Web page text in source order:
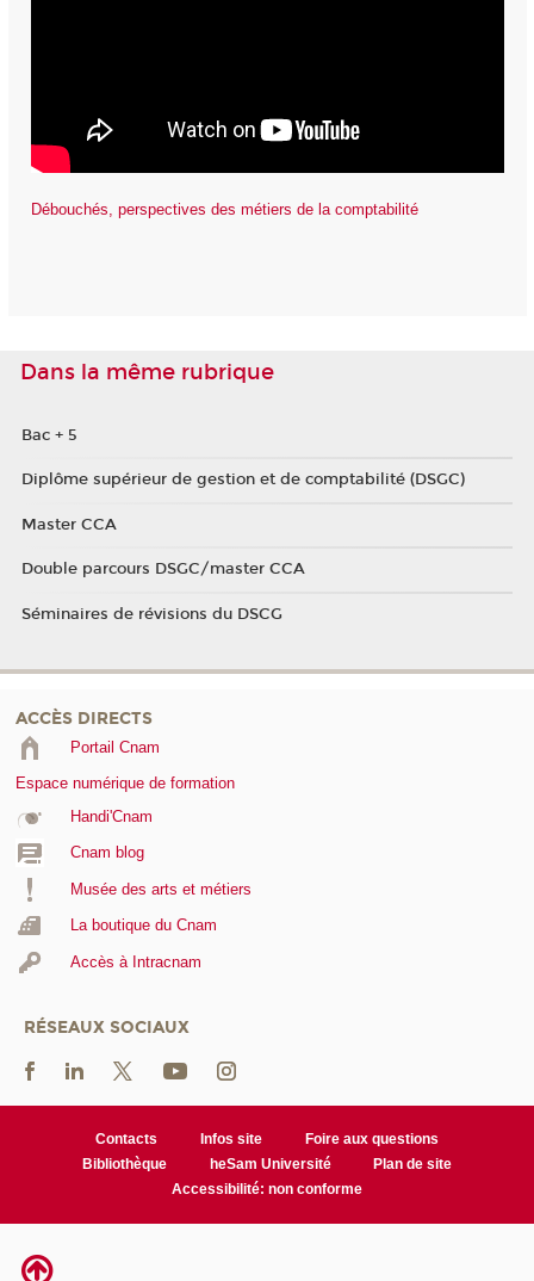
Débouchés, perspectives des métiers de la comptabilité
Dans la même rubrique
Bac + 5
Diplôme supérieur de gestion et de comptabilité (DSGC)
Master CCA
Double parcours DSGC/master CCA
Séminaires de révisions du DSCG
ACCÈS DIRECTS
Portail Cnam
Espace numérique de formation
Handi'Cnam
Cnam blog
Musée des arts et métiers
La boutique du Cnam
Accès à Intracnam
RÉSEAUX SOCIAUX
Contacts Infos site
Foire aux questions
Bibliothèque
heSam Université
Plan de site
Accessibilité: non conforme